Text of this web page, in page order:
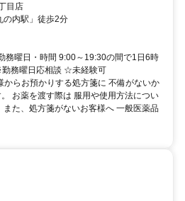
目店
の内駅」徒歩2分
務曜日・時間 9:00～19:30の間で1日6時
務曜日応相談 ☆未経験可
からお預かりする処方箋に 不備がないか
お薬を渡す際は 服用や使用方法につい
た、処方箋がないお客様へ 一般医薬品